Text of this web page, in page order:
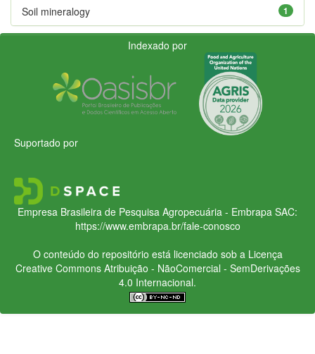
1
Soil mineralogy
Indexado por
Suportado por
Empresa Brasileira de Pesquisa Agropecuária - Embrapa SAC:
https://www.embrapa.br/fale-conosco
O conteúdo do repositório está licenciado sob a Licença
Creative CommonsAtribuição - NãoComercial - SemDerivações
4.0 Internacional.